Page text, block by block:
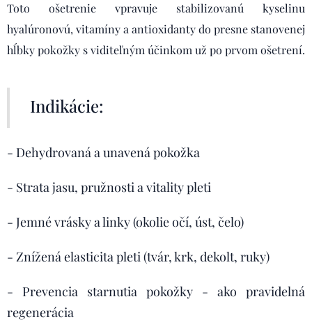
Toto ošetrenie vpravuje stabilizovanú kyselinu
hyalúronovú, vitamíny a antioxidanty do presne stanovenej
hĺbky pokožky s viditeľným účinkom už po prvom ošetrení.
Indikácie:
- Dehydrovaná a unavená pokožka
- Strata jasu, pružnosti a vitality pleti
- Jemné vrásky a linky (okolie očí, úst, čelo)
- Znížená elasticita pleti (tvár, krk, dekolt, ruky)
- Prevencia starnutia pokožky - ako pravidelná
regenerácia